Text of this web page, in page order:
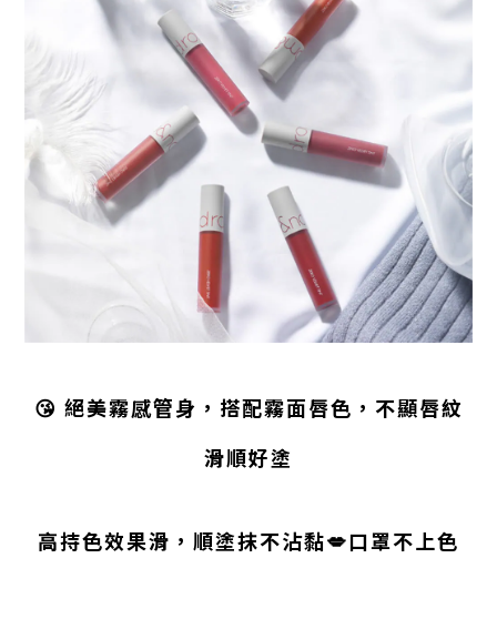
😘 絕美霧感管身，搭配霧面唇色，不顯唇紋
滑順好塗
高持色效果滑，順塗抹不沾黏💋口罩不上色